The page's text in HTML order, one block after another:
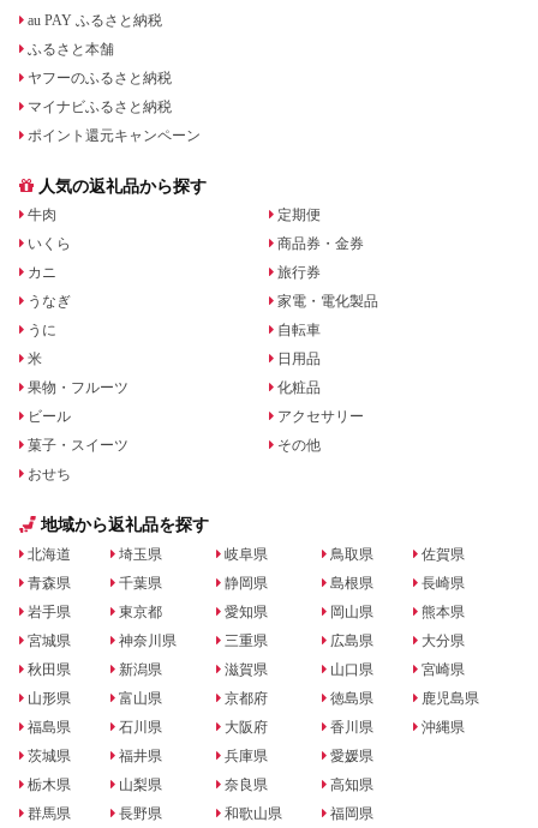
au PAY ふるさと納税
ふるさと本舗
ヤフーのふるさと納税
マイナビふるさと納税
ポイント還元キャンペーン
人気の返礼品から探す
牛肉
いくら
カニ
うなぎ
うに
米
果物・フルーツ
ビール
菓子・スイーツ
おせち
定期便
商品券・金券
旅行券
家電・電化製品
自転車
日用品
化粧品
アクセサリー
その他
地域から返礼品を探す
北海道
青森県
岩手県
宮城県
秋田県
山形県
福島県
茨城県
栃木県
群馬県
埼玉県
千葉県
東京都
神奈川県
新潟県
富山県
石川県
福井県
山梨県
長野県
岐阜県
静岡県
愛知県
三重県
滋賀県
京都府
大阪府
兵庫県
奈良県
和歌山県
鳥取県
島根県
岡山県
広島県
山口県
徳島県
香川県
愛媛県
高知県
福岡県
佐賀県
長崎県
熊本県
大分県
宮崎県
鹿児島県
沖縄県